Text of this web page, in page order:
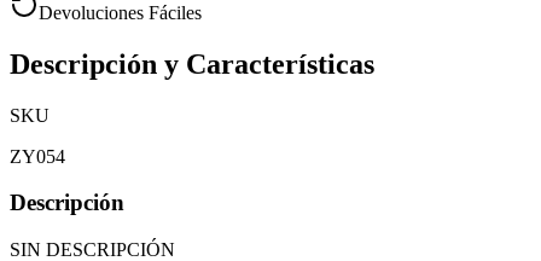
Devoluciones Fáciles
Descripción y Características
SKU
ZY054
Descripción
SIN DESCRIPCIÓN